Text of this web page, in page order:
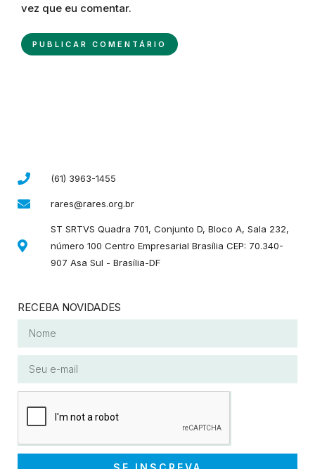
vez que eu comentar.
(61) 3963-1455
rares@rares.org.br
ST SRTVS Quadra 701, Conjunto D, Bloco A, Sala 232,
número 100 Centro Empresarial Brasília CEP: 70.340-
907 Asa Sul - Brasília-DF
RECEBA NOVIDADES